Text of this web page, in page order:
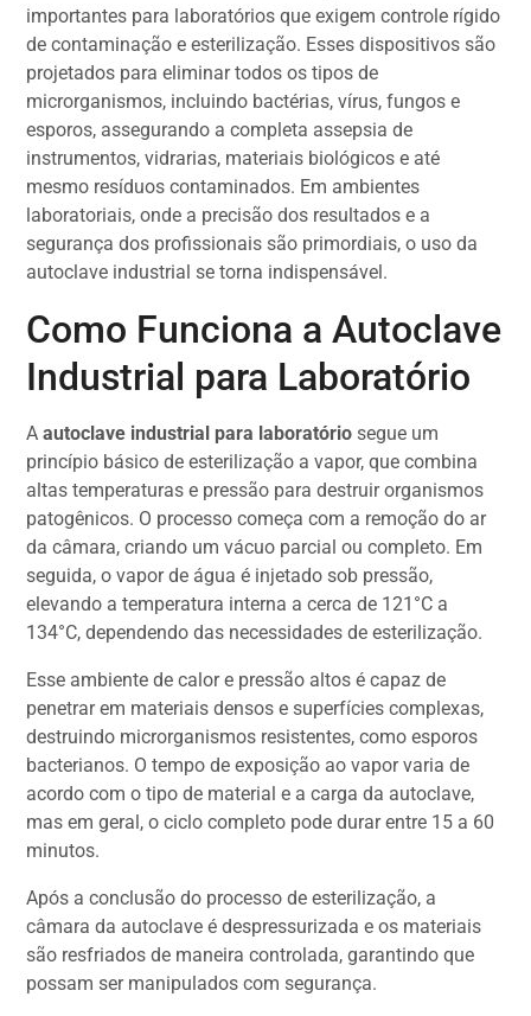
importantes para laboratórios que exigem controle rígido
de contaminação e esterilização. Esses dispositivos são
projetados para eliminar todos os tipos de
microrganismos, incluindo bactérias, vírus, fungos e
esporos, assegurando a completa assepsia de
instrumentos, vidrarias, materiais biológicos e até
mesmo resíduos contaminados. Em ambientes
laboratoriais, onde a precisão dos resultados e a
segurança dos profissionais são primordiais, o uso da
autoclave industrial se torna indispensável.
Como Funciona a Autoclave
Industrial para Laboratório
Aautoclave industrial para laboratório segue um
princípio básico de esterilização a vapor, que combina
altas temperaturas e pressão para destruir organismos
patogênicos. O processo começa com a remoção do ar
da câmara, criando um vácuo parcial ou completo. Em
seguida, o vapor de água é injetado sob pressão,
elevando a temperatura interna a cerca de 121°C a
134°C, dependendo das necessidades de esterilização.
Esse ambiente de calor e pressão altos é capaz de
penetrar em materiais densos e superfícies complexas,
destruindo microrganismos resistentes, como esporos
bacterianos. O tempo de exposição ao vapor varia de
acordo com o tipo de material e a carga da autoclave,
mas em geral, o ciclo completo pode durar entre 15 a 60
minutos.
Após a conclusão do processo de esterilização, a
câmara da autoclave é despressurizada e os materiais
são resfriados de maneira controlada, garantindo que
possam ser manipulados com segurança.